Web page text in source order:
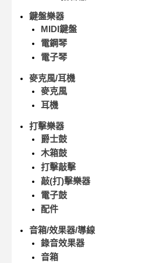
鍵盤樂器
MIDI鍵盤
電鋼琴
電子琴
麥克風/耳機
麥克風
耳機
打擊樂器
爵士鼓
木箱鼓
打擊敲擊
敲(打)擊樂器
電子鼓
配件
音箱/效果器/導線
錄音效果器
音箱